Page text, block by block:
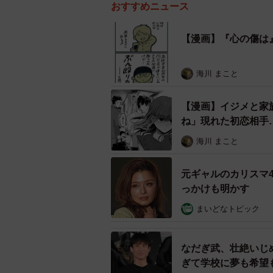
おすすめニュース
【漫画】『心の傷
海川 まこと
【漫画】イジメと
ね」現れた初恋相
海川 まこと
元ギャルのカリスマ
っかけも明かす
まいどなトピック
なだぎ武、壮絶い
ぎて学校に夢も希望